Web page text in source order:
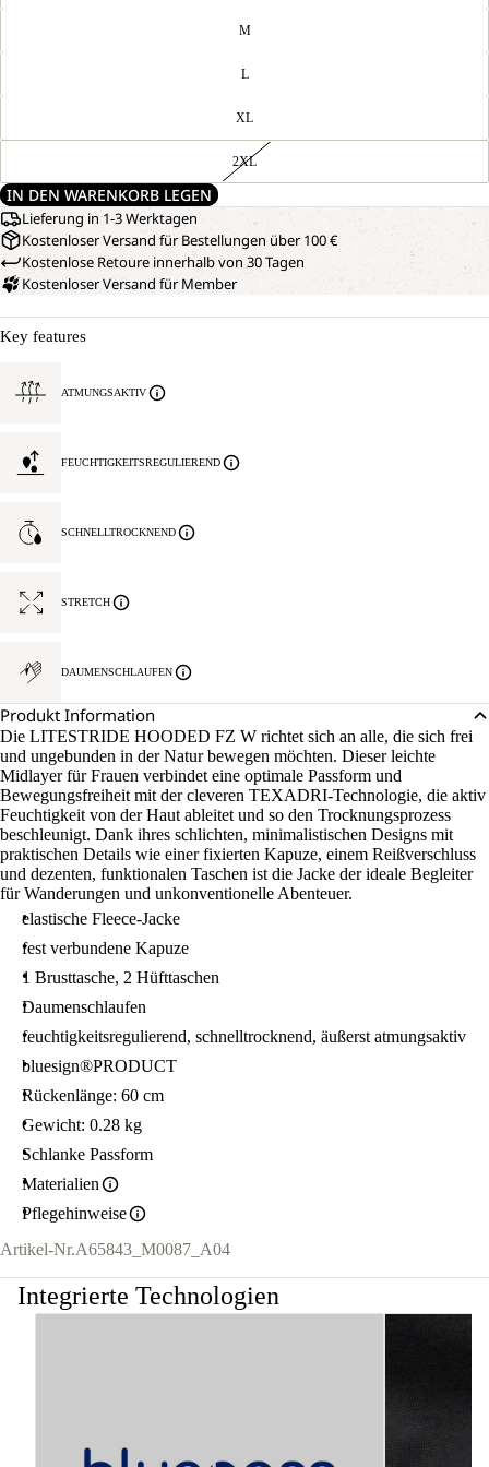
M
L
XL
2XL
IN DEN WARENKORB LEGEN
Lieferung in 1-3 Werktagen
Kostenloser Versand für Bestellungen über 100 €
Kostenlose Retoure innerhalb von 30 Tagen
Kostenloser Versand für Member
Key features
ATMUNGSAKTIV
FEUCHTIGKEITSREGULIEREND
SCHNELLTROCKNEND
STRETCH
DAUMENSCHLAUFEN
Produkt Information
Die LITESTRIDE HOODED FZ W richtet sich an alle, die sich frei
und ungebunden in der Natur bewegen möchten. Dieser leichte
Midlayer für Frauen verbindet eine optimale Passform und
Bewegungsfreiheit mit der cleveren TEXADRI-Technologie, die aktiv
Feuchtigkeit von der Haut ableitet und so den Trocknungsprozess
beschleunigt. Dank ihres schlichten, minimalistischen Designs mit
praktischen Details wie einer fixierten Kapuze, einem Reißverschluss
und dezenten, funktionalen Taschen ist die Jacke der ideale Begleiter
für Wanderungen und unkonventionelle Abenteuer.
elastische Fleece-Jacke
fest verbundene Kapuze
1 Brusttasche, 2 Hüfttaschen
Daumenschlaufen
feuchtigkeitsregulierend, schnelltrocknend, äußerst atmungsaktiv
bluesign®PRODUCT
Rückenlänge: 60 cm
Gewicht: 0.28 kg
Schlanke Passform
Materialien
Pflegehinweise
Artikel-Nr.A65843_M0087_A04
Integrierte Technologien